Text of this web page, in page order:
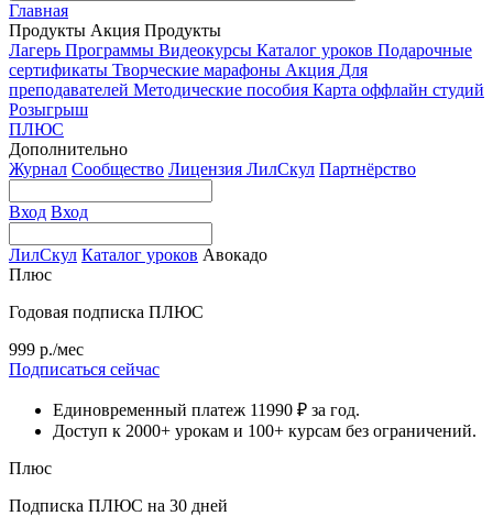
Главная
Продукты Акция Продукты
Лагерь Программы Видеокурсы Каталог уроков Подарочные
сертификаты Творческие марафоны Акция Для
преподавателей Методические пособия Карта оффлайн студий
Розыгрыш
ПЛЮС
Дополнительно
Журнал Сообщество Лицензия ЛилСкул Партнёрство
Вход Вход
ЛилСкул Каталог уроков Авокадо
Плюс
Годовая подписка ПЛЮС
999 р./мес
Подписаться сейчас
Единовременный платеж 11990 ₽ за год.
Доступ к 2000+ урокам и 100+ курсам без ограничений.
Плюс
Подписка ПЛЮС на 30 дней